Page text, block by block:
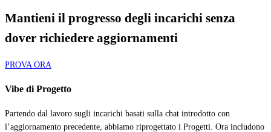
Mantieni il progresso degli incarichi senza
dover richiedere aggiornamenti
PROVA ORA
Vibe di Progetto
Partendo dal lavoro sugli incarichi basati sulla chat introdotto con
l’aggiornamento precedente, abbiamo riprogettato i Progetti. Ora includono